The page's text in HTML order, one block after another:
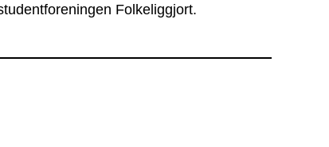
Folkeliggjort.